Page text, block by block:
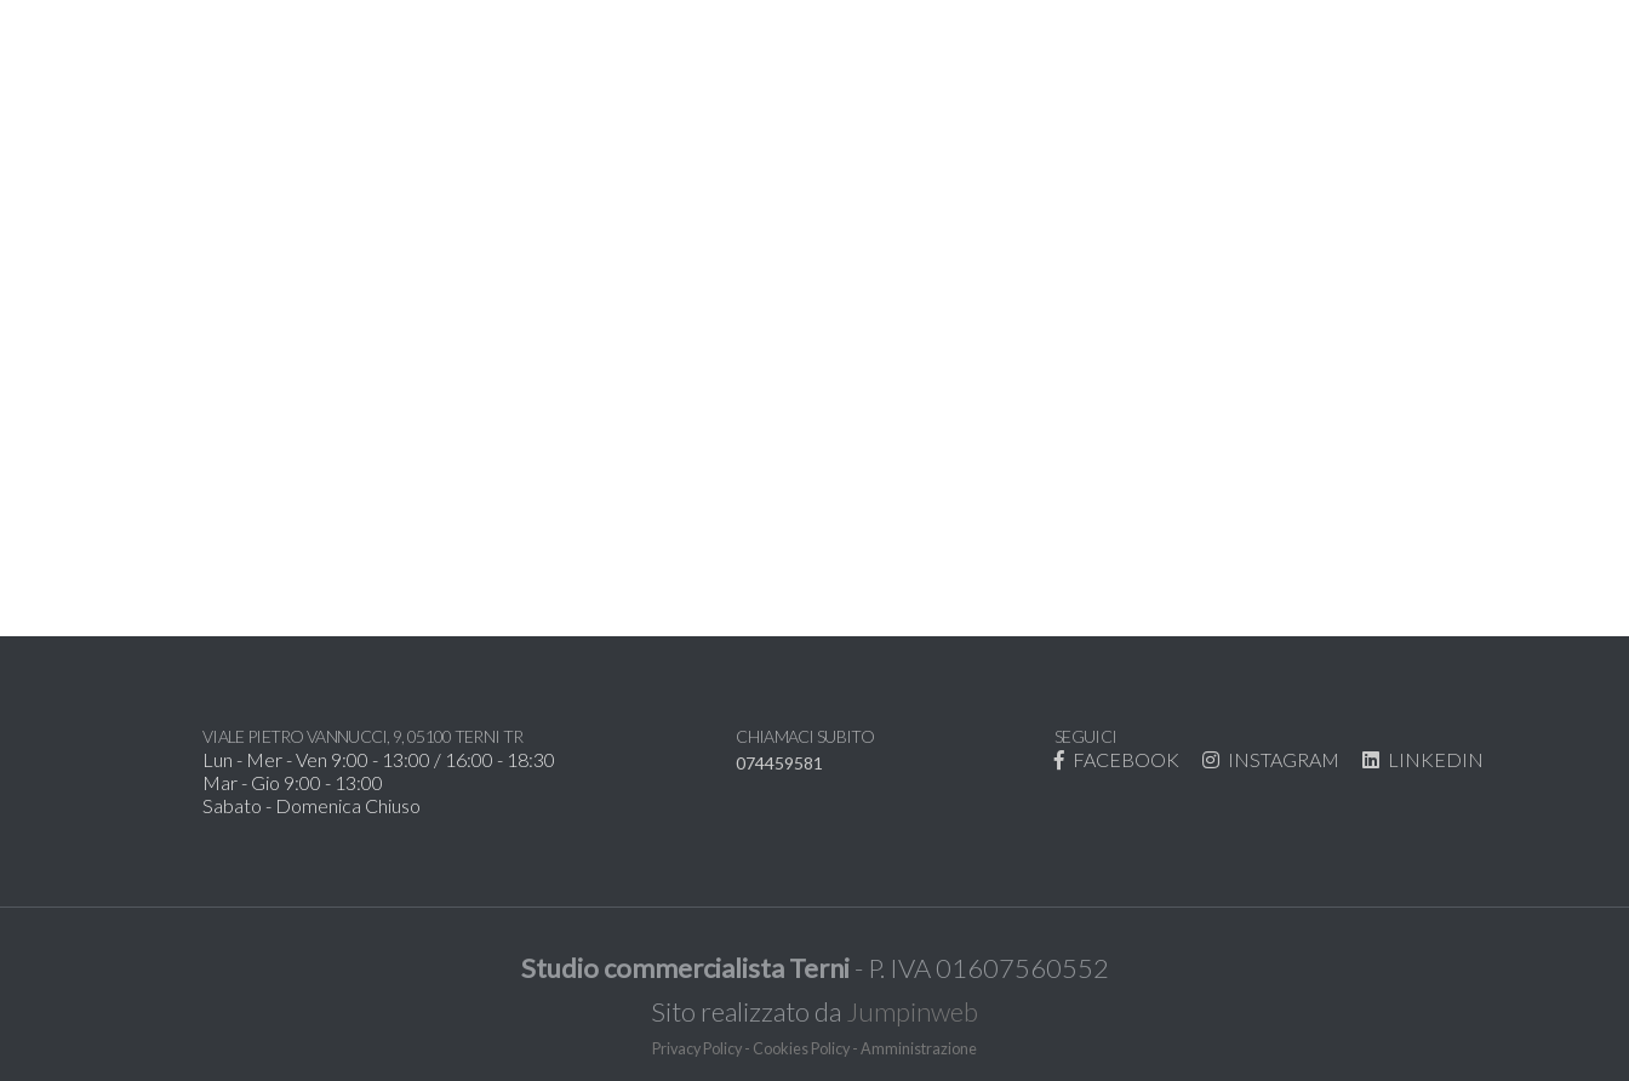
VIALE PIETRO VANNUCCI, 9, 05100 TERNI TR
Lun - Mer - Ven 9:00 - 13:00 / 16:00 - 18:30
Mar - Gio 9:00 - 13:00
Sabato - Domenica Chiuso
CHIAMACI SUBITO
074459581
SEGUICI
FACEBOOK INSTAGRAM LINKEDIN
Studio commercialista Terni- P. IVA 01607560552
Sito realizzato da Jumpinweb
Privacy Policy - Cookies Policy - Amministrazione